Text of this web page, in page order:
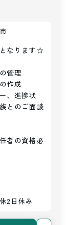
なります☆
管理
作成
、進捗状
とのご面談
者の資格必
2日休み